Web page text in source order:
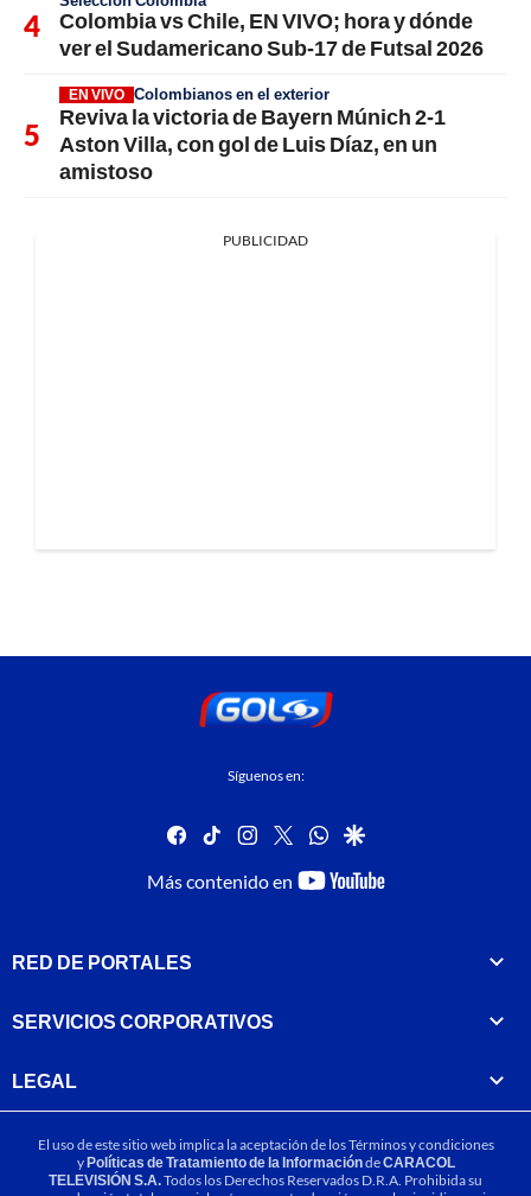
Colombia vs Chile, EN VIVO; hora y dónde
ver el Sudamericano Sub-17 de Futsal 2026
EN VIVO Colombianos en el exterior
Reviva la victoria de Bayern Múnich 2-1
Aston Villa, con gol de Luis Díaz, en un
amistoso
PUBLICIDAD
Síguenos en:
facebook
tiktok instagram
twitterwhatsapp
google
Más contenido en
youtube-
RED DE PORTALES
SERVICIOS CORPORATIVOS
LEGAL
El uso de este sitio web implica la aceptación de losTérminos y condiciones
yPolíticas de Tratamiento de la InformacióndeCARACOL
TELEVISIÓN S.A.Todos los Derechos Reservados D.R.A. Prohibida su